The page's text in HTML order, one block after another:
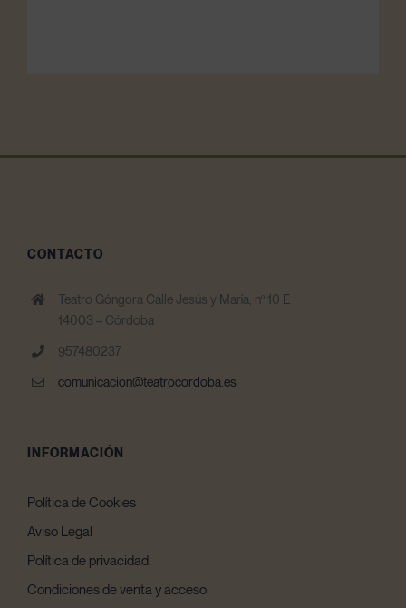
CONTACTO
Teatro Góngora Calle Jesús y María, nº 10 E
14003 – Córdoba
957480237
comunicacion@teatrocordoba.es
INFORMACIÓN
Política de Cookies
Aviso Legal
Política de privacidad
Condiciones de venta y acceso